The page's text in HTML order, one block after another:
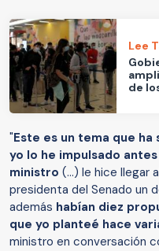
Lee
de
"Este es un tema que ha
yo lo he impulsado
ministro (...) le hice llegar
presidenta del Senado un
además habían diez
que yo planteé hace
ministro en conversación